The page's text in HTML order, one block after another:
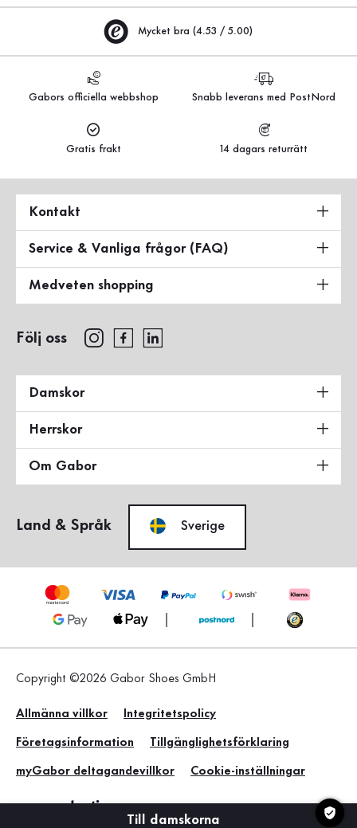
Till damskorna
Mycket bra (4.53 / 5.00)
Gabors officiella webbshop Snabb leverans med PostNord
Gratis frakt 14 dagars returrätt
Kontakt
Service & Vanliga frågor (FAQ)
Medveten shopping
Följ oss
Damskor
Herrskor
Om Gabor
Land & Språk Sverige
Copyright ©2026 Gabor Shoes GmbH
Allmänna villkor Integritetspolicy
Företagsinformation Tillgänglighetsförklaring
myGabor deltagandevillkor Cookie-inställningar